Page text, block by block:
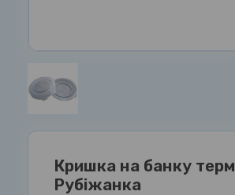
Кришка на банку
Рубіжанка